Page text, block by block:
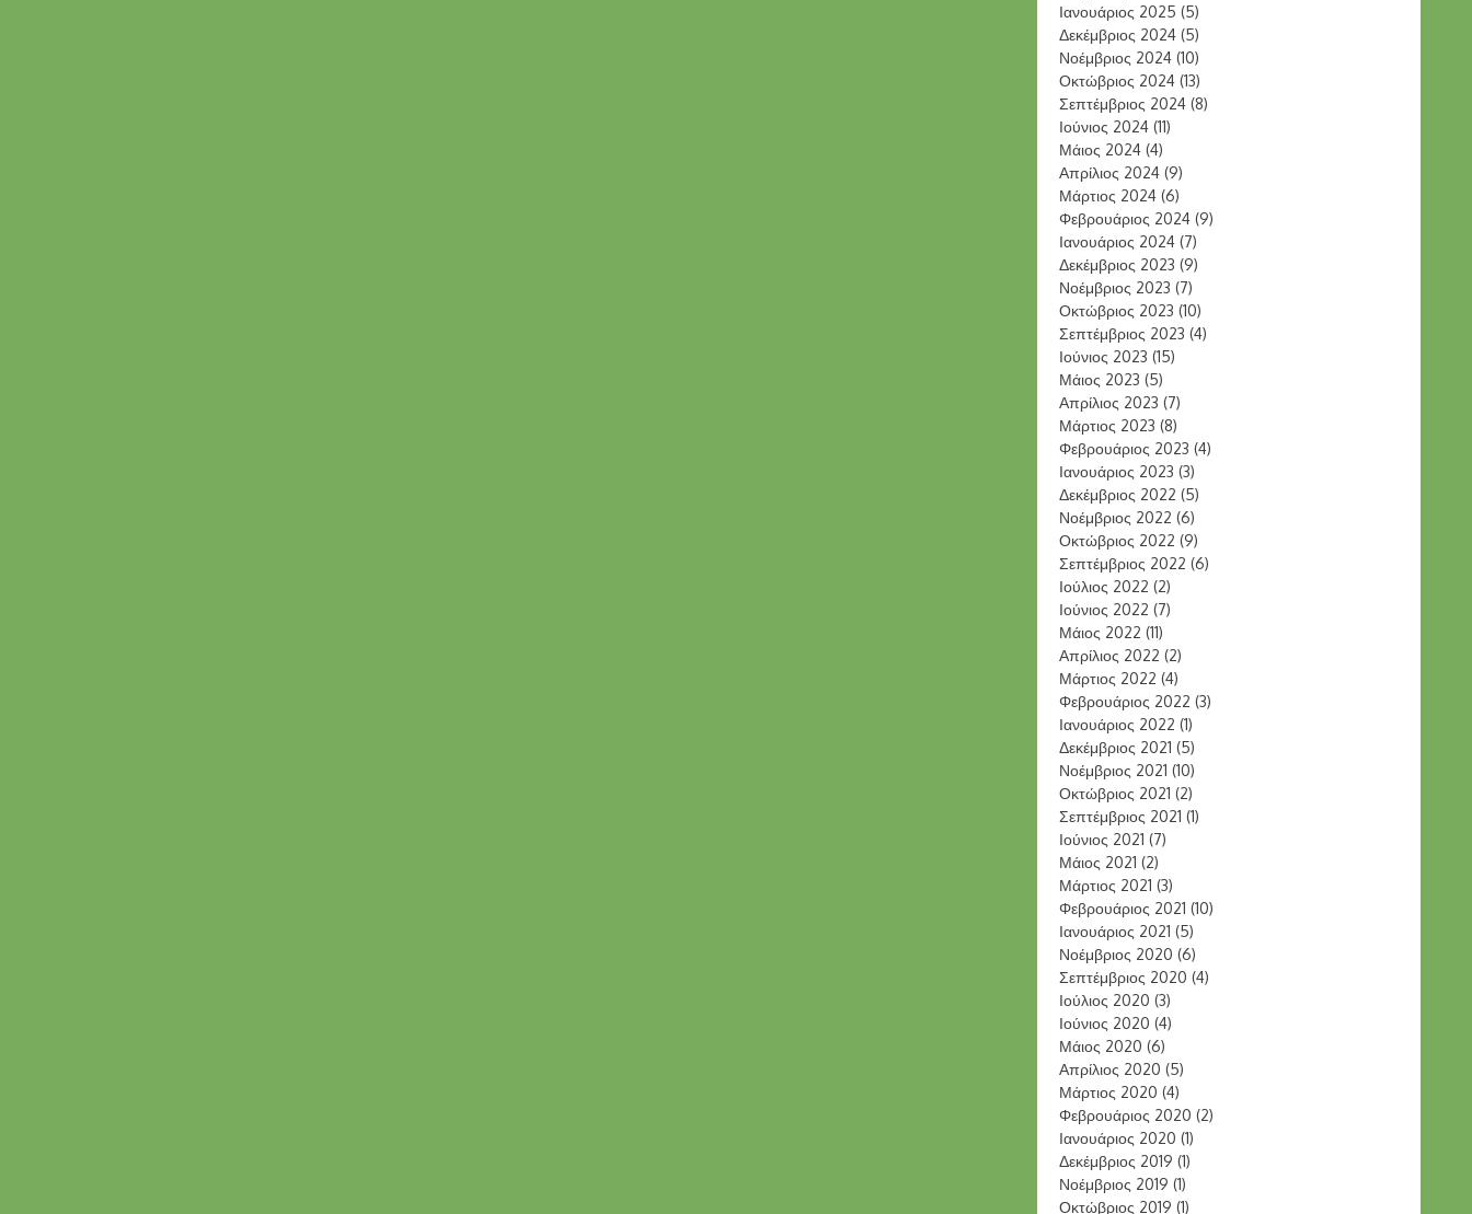
Ιανουάριος 2025 (5)
Δεκέμβριος 2024 (5)
Νοέμβριος 2024 (10)
Οκτώβριος 2024 (13)
Σεπτέμβριος 2024 (8)
Ιούνιος 2024 (11)
Μάιος 2024 (4)
Απρίλιος 2024 (9)
Μάρτιος 2024 (6)
Φεβρουάριος 2024 (9)
Ιανουάριος 2024 (7)
Δεκέμβριος 2023 (9)
Νοέμβριος 2023 (7)
Οκτώβριος 2023 (10)
Σεπτέμβριος 2023 (4)
Ιούνιος 2023 (15)
Μάιος 2023 (5)
Απρίλιος 2023 (7)
Μάρτιος 2023 (8)
Φεβρουάριος 2023 (4)
Ιανουάριος 2023 (3)
Δεκέμβριος 2022 (5)
Νοέμβριος 2022 (6)
Οκτώβριος 2022 (9)
Σεπτέμβριος 2022 (6)
Ιούλιος 2022 (2)
Ιούνιος 2022 (7)
Μάιος 2022 (11)
Απρίλιος 2022 (2)
Μάρτιος 2022 (4)
Φεβρουάριος 2022 (3)
Ιανουάριος 2022 (1)
Δεκέμβριος 2021 (5)
Νοέμβριος 2021 (10)
Οκτώβριος 2021 (2)
Σεπτέμβριος 2021 (1)
Ιούνιος 2021 (7)
Μάιος 2021 (2)
Μάρτιος 2021 (3)
Φεβρουάριος 2021 (10)
Ιανουάριος 2021 (5)
Νοέμβριος 2020 (6)
Σεπτέμβριος 2020 (4)
Ιούλιος 2020 (3)
Ιούνιος 2020 (4)
Μάιος 2020 (6)
Απρίλιος 2020 (5)
Μάρτιος 2020 (4)
Φεβρουάριος 2020 (2)
Ιανουάριος 2020 (1)
Δεκέμβριος 2019 (1)
Νοέμβριος 2019 (1)
Οκτώβριος 2019 (1)